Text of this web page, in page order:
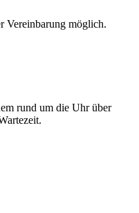
Vereinbarung möglich.
rund um die Uhr über